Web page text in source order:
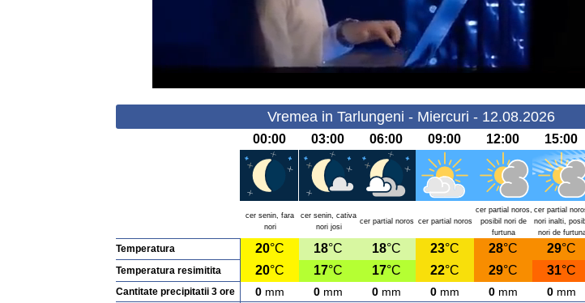
Vremea in Tarlungeni - Miercuri - 12.08.2026
00:00 03:00 06:00 09:00 12:00 15:00
cer senin, fara
nori
cer senin, cativa
nori josi
cer partial noros cer partial noros
cer partial noros,
posibil nori de
furtuna
cer partial
nori inalti,
nori de
Temperatura 20°C 18°C 18°C 23°C 28°C 29°C
Temperatura resimitita 20°C 17°C 17°C 22°C 29°C 31°C
Cantitate precipitatii 3 ore 0mm 0mm 0mm 0mm 0mm 0mm